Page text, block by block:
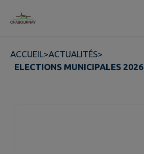
Contenu
ACCUEIL>ACTUALITÉS>
ELECTIONS MUNICIPALES 2026